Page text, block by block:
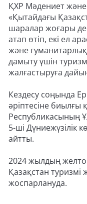
ҚХР Мәдениет
«Қытайдағы
шаралар жоғары
атап өтіп, екі ел
және
дамыту үшін
жалғастыруға
Кездесу соңында
әріптесіне
Республикасының
5-ші Дүниежүзілік
айтты.
2024 жылдың
Қазақстан туризмі
жоспарлануда.